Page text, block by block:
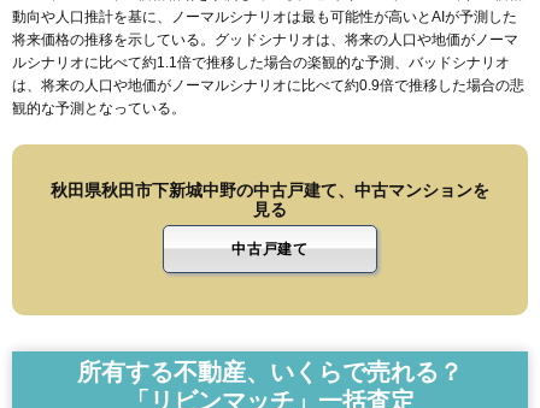
動向や人口推計を基に、ノーマルシナリオは最も可能性が高いとAIが予測した
将来価格の推移を示している。グッドシナリオは、将来の人口や地価がノーマ
ルシナリオに比べて約1.1倍で推移した場合の楽観的な予測、バッドシナリオ
は、将来の人口や地価がノーマルシナリオに比べて約0.9倍で推移した場合の悲
観的な予測となっている。
秋田県秋田市下新城中野の中古戸建て、中古マンションを
見る
中古戸建て
所有する不動産、いくらで売れる？
「リビンマッチ」一括査定